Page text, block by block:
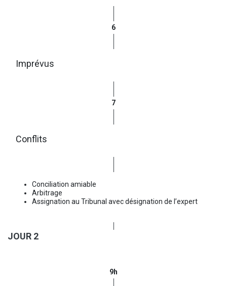
6
Imprévus
7
Conflits
Conciliation amiable
Arbitrage
Assignation au Tribunal avec désignation de l’expert
JOUR 2
9h